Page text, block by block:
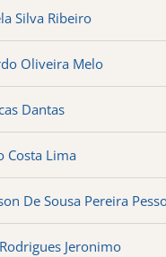
Silva Ribeiro
Oliveira Melo
Dantas
Costa Lima
De Sousa Pereira
Jeronimo